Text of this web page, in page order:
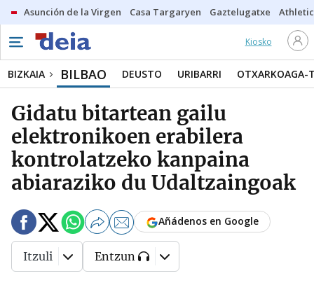
Asunción de la Virgen Casa Targaryen Gaztelugatxe Athletic
Kiosko
BIZKAIA BILBAO DEUSTO URIBARRI OTXARKOAGA-
Gidatu bitartean gailu
elektronikoen erabilera
kontrolatzeko kanpaina
abiaraziko du Udaltzaingoak
Añádenos en Google
Itzuli Entzun